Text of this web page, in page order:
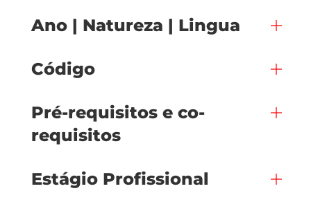
Ano | Natureza | Lingua
Código
Pré-requisitos e co-
requisitos
Estágio Profissional